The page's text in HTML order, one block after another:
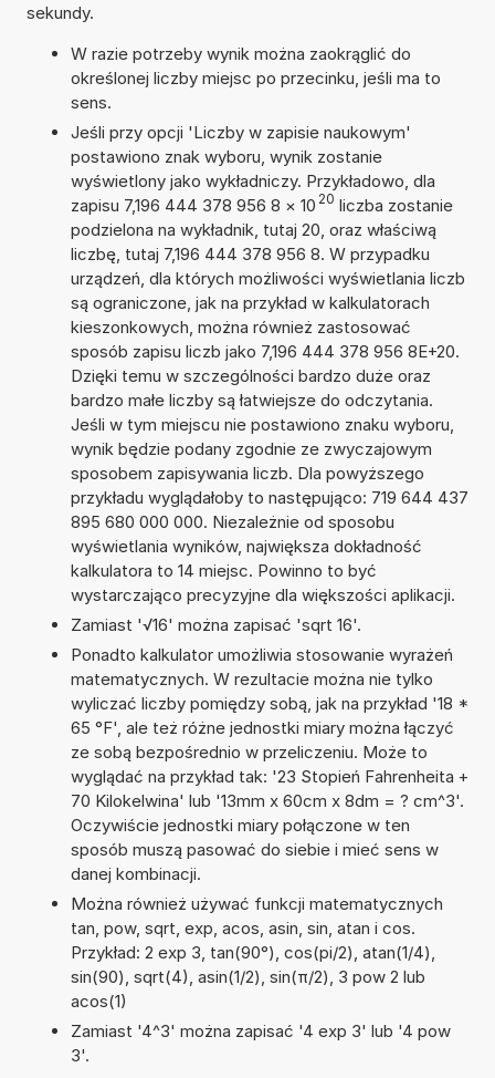
sekundy.
W razie potrzeby wynik można zaokrąglić do
określonej liczby miejsc po przecinku, jeśli ma to
sens.
Jeśli przy opcji 'Liczby w zapisie naukowym'
postawiono znak wyboru, wynik zostanie
wyświetlony jako wykładniczy. Przykładowo, dla
zapisu 7,196 444 378 956 8 × 10 20 liczba zostanie
podzielona na wykładnik, tutaj 20, oraz właściwą
liczbę, tutaj 7,196 444 378 956 8. W przypadku
urządzeń, dla których możliwości wyświetlania liczb
są ograniczone, jak na przykład w kalkulatorach
kieszonkowych, można również zastosować
sposób zapisu liczb jako 7,196 444 378 956 8E+20.
Dzięki temu w szczególności bardzo duże oraz
bardzo małe liczby są łatwiejsze do odczytania.
Jeśli w tym miejscu nie postawiono znaku wyboru,
wynik będzie podany zgodnie ze zwyczajowym
sposobem zapisywania liczb. Dla powyższego
przykładu wyglądałoby to następująco: 719 644 437
895 680 000 000. Niezależnie od sposobu
wyświetlania wyników, największa dokładność
kalkulatora to 14 miejsc. Powinno to być
wystarczająco precyzyjne dla większości aplikacji.
Zamiast '√16' można zapisać 'sqrt 16'.
Ponadto kalkulator umożliwia stosowanie wyrażeń
matematycznych. W rezultacie można nie tylko
wyliczać liczby pomiędzy sobą, jak na przykład '18 *
65 °F', ale też różne jednostki miary można łączyć
ze sobą bezpośrednio w przeliczeniu. Może to
wyglądać na przykład tak: '23 Stopień Fahrenheita +
70 Kilokelwina' lub '13mm x 60cm x 8dm = ? cm^3'.
Oczywiście jednostki miary połączone w ten
sposób muszą pasować do siebie i mieć sens w
danej kombinacji.
Można również używać funkcji matematycznych
tan, pow, sqrt, exp, acos, asin, sin, atan i cos.
Przykład: 2 exp 3, tan(90°), cos(pi/2), atan(1/4),
sin(90), sqrt(4), asin(1/2), sin(π/2), 3 pow 2 lub
acos(1)
Zamiast '4^3' można zapisać '4 exp 3' lub '4 pow
3'.